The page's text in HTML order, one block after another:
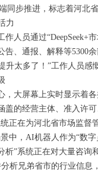
同步推进，标志着河北
力
人员通过
、通报、解释等5300
升太多了！”工作人员感
大屏幕上实时显示着
盖的经营主体、准入许
统正在为河北省市场监
景中，AI机器人作为“
析”系统正在对大量咨
析兄弟省市的行业信